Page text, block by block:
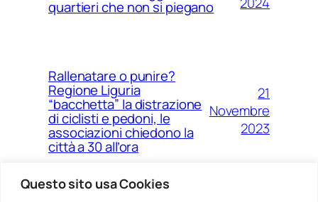
Questo sito usa Cookies
quartieri che non si piegano
Rallenatare o punire?
Regione Liguria
“bacchetta” la distrazione
di ciclisti e pedoni, le
associazioni chiedono la
città a 30 all’ora
21
Novembre
2023